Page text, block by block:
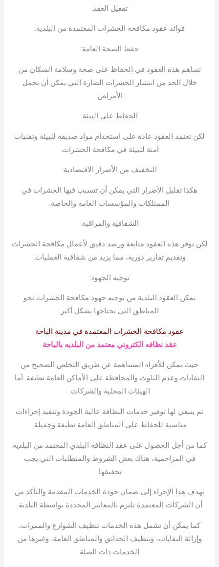
تفعيل العقد.
فوائد عقود مكافحة الحشرات المعتمدة من البلدية:
حفظ الصحة العامة:
تساهم هذه العقود في الحفاظ على صحة وسلامة السكان من
خلال الحد من انتشار الحشرات الضارة التي يمكن أن تحمل
الأمراض.
الحفاظ على البيئة:
لكن تعتمد العقود عادة على استخدام مواد صديقة للبيئة وتقنيات
آمنة للبيئة في مكافحة الحشرات.
التخفيف من الأضرار الاقتصادية:
هكذا تقليل الأضرار التي يمكن أن تتسبب فيها الحشرات في
الممتلكات والمؤسسات العامة والخاصة.
الشفافية والمراقبة:
لكن توفر هذه العقود متابعة ورصد دقيق لأعمال مكافحة الحشرات
وتقديم تقارير دورية، مما يزيد من شفافية العمليات.
توجيه الجهود:
تمكن العقود البلدية من توجيه جهود مكافحة الحشرات نحو
المناطق التي تحتاجها بشكل أكبر
عقود مكافحة الحشرات المعتمدة في مدينة الباحة
عقد نظافه الكتروني معتمد من البلديه بالباحة
حيث يمكن للأفراد المساهمة عن طريق التخلص الصحيح من
النفايات وعدم التلوث والمحافظة على الأماكن العامة نظيفة. أما
الهيئات المحلية والشركات.
ثم ينبغي لها توفير خدمات النظافة عالية الجودة وتنفيذ إجراءات
مناسبة للحفاظ على المناطق العامة نظيفة وجميلة.
كما من أجل الحصول على عقد النظافة البلدي المعتمد من البلدية
في المزاحمية، هناك بعض الشروط والمتطلبات التي يجب
تحقيقها.
يهدف هذا الإجراء إلى ضمان جودة الخدمات المقدمة والتأكد من
أن الشركات المعتمدة تلتزم بالمعايير المحددة بواسطة البلدية.
كما يمكن أن تشمل هذه الخدمات تنظيف الشوارع والممرات،
وإزالة النفايات، وتنظيف الحدائق والمناطق العامة، وغيرها من
الخدمات ذات الصلة